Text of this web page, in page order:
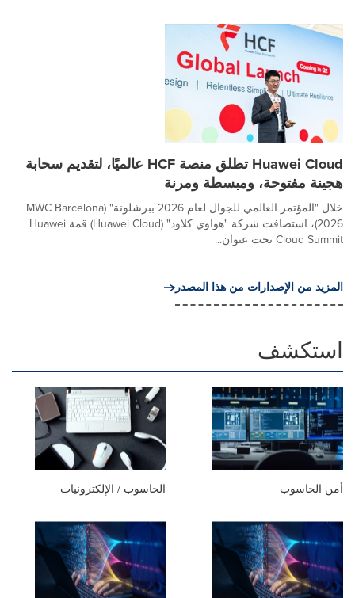
Huawei Cloud تطلق منصة HCF عالميًا، لتقديم سحابة
هجينة مفتوحة، ومبسطة ومرنة
خلال "المؤتمر العالمي للجوال لعام 2026 ببرشلونة" (MWC Barcelona
2026)، استضافت شركة "هواوي كلاود" (Huawei Cloud) قمة Huawei
Cloud Summit تحت عنوان...
المزيد من الإصدارات من هذا المصدر
استكشف
أمن الحاسوب الحاسوب / الإلكترونيات